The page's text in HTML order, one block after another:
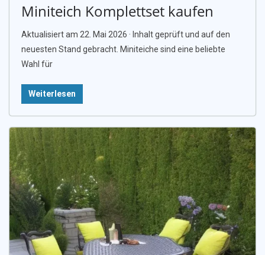
Miniteich Komplettset kaufen
Aktualisiert am 22. Mai 2026 · Inhalt geprüft und auf den
neuesten Stand gebracht. Miniteiche sind eine beliebte
Wahl für
Weiterlesen